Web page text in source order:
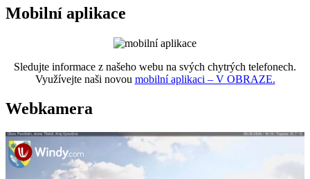
Mobilní aplikace
Sledujte informace z našeho webu na svých chytrých telefonech.
Využívejte naši novou mobilní aplikaci – V OBRAZE.
Webkamera